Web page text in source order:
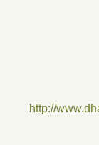
http://